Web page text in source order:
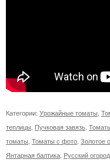
Категории: Урожайные томаты
теплицы Пучковая завязь
томаты Томаты с фото Золотое
Янтарная балтика Русский огород